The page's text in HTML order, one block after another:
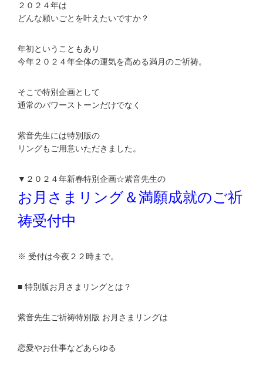
２０２４年は
どんな願いごとを叶えたいですか？
年初ということもあり
今年２０２４年全体の運気を高める満月のご祈祷。
そこで特別企画として
通常のパワーストーンだけでなく
紫音先生には特別版の
リングもご用意いただきました。
▼２０２４年新春特別企画☆紫音先生の
お月さまリング＆満願成就のご祈
祷受付中
※ 受付は今夜２２時まで。
■ 特別版お月さまリングとは？
紫音先生ご祈祷特別版 お月さまリングは
恋愛やお仕事などあらゆる